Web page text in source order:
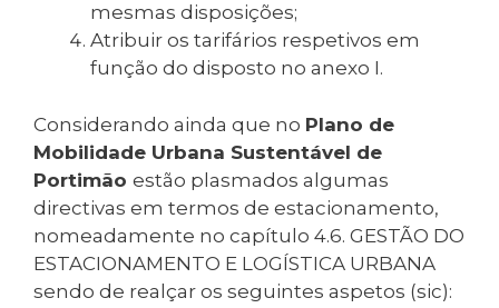
mesmas disposições;
Atribuir os tarifários respetivos em
função do disposto no anexo I.
Considerando ainda que no Plano de
Mobilidade Urbana Sustentável de
Portimão estão plasmados algumas
directivas em termos de estacionamento,
nomeadamente no capítulo 4.6. GESTÃO DO
ESTACIONAMENTO E LOGÍSTICA URBANA
sendo de realçar os seguintes aspetos (sic):